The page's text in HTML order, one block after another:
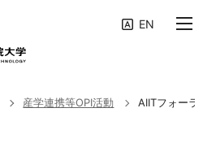
産学連携等OPI活動 AIITフォーラ